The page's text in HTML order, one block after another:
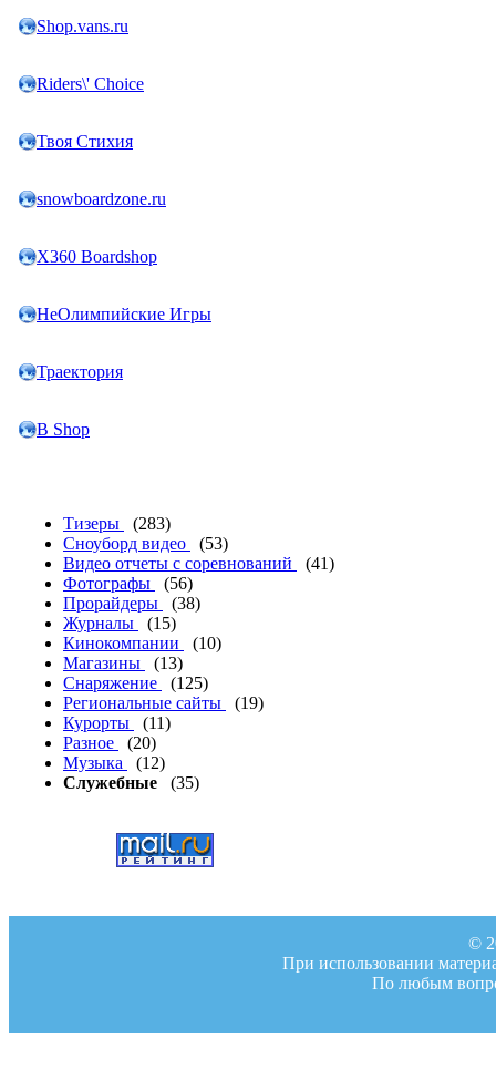
Shop.vans.ru
Riders\' Choice
Твоя Стихия
snowboardzone.ru
X360 Boardshop
НеОлимпийские Игры
Траектория
B Shop
Тизеры
(283)
Сноуборд видео
(53)
Видео отчеты с соревнований
(41)
Фотографы
(56)
Прорайдеры
(38)
Журналы
(15)
Кинокомпании
(10)
Магазины
(13)
Снаряжение
(125)
Региональные сайты
(19)
Курорты
(11)
Разное
(20)
Музыка
(12)
Служебные
(35)
©
При использовании
По любым